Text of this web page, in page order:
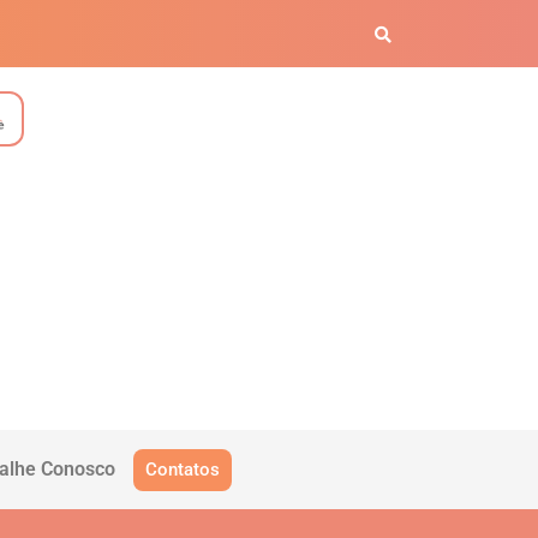
Conosco Contatos